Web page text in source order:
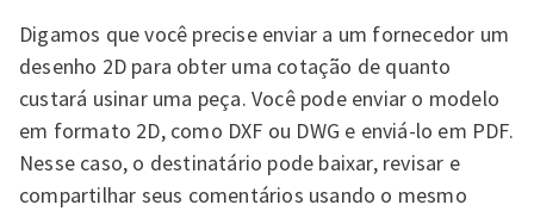
Digamos que você precise enviar a um fornecedor um
desenho 2D para obter uma cotação de quanto
custará usinar uma peça. Você pode enviar o modelo
em formato 2D, como DXF ou DWG e enviá-lo em PDF.
Nesse caso, o destinatário pode baixar, revisar e
compartilhar seus comentários usando o mesmo